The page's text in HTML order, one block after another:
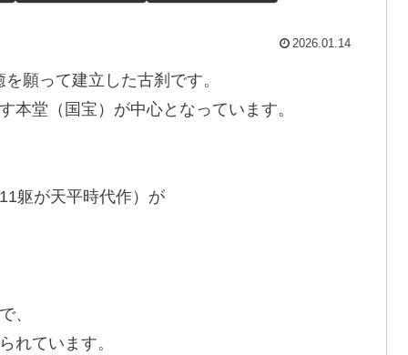
2026.01.14
願って建立した古刹です。
堂（国宝）が中心となっています。
躯が天平時代作）が
、
れています。